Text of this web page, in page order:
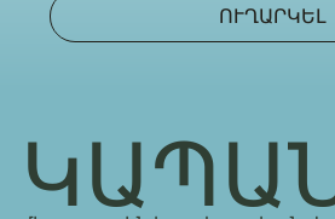
ՈՒՂԱՐԿԵԼ